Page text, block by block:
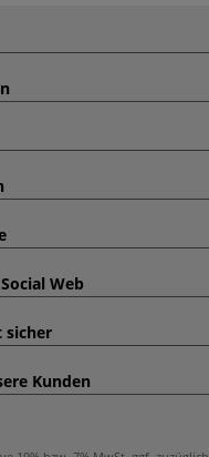
Web
sicher
Kunden